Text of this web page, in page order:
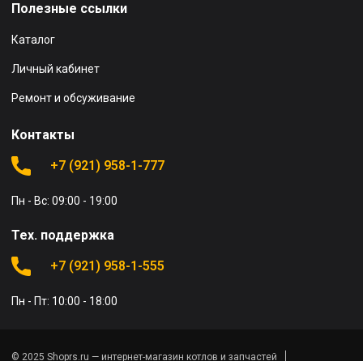
Полезные ссылки
Каталог
Личный кабинет
Ремонт и обсуживание
Контакты
+7 (921) 958-1-777
Пн - Вс: 09:00 - 19:00
Тех. поддержка
+7 (921) 958-1-555
Пн - Пт: 10:00 - 18:00
© 2025 Shoprs.ru — интернет-магазин котлов и запчастей